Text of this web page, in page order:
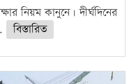
নিয়ম কানুনে। দীর্ঘদিনের
বিস্তারিত